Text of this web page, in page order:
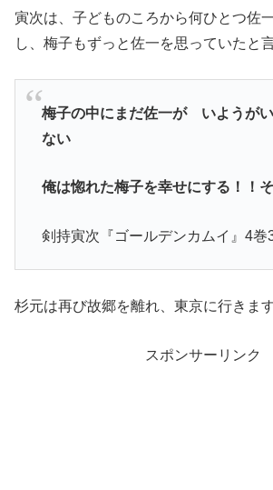
寅次は、子どものころから何ひとつ佐
し、梅子もずっと佐一を思っていたと
梅子の中にまだ佐一が いようが
ない
俺は惚れた梅子を幸せにする！！
剣持寅次『ゴールデンカムイ』4巻
杉元は再び故郷を離れ、東京に行きます
スポンサーリンク